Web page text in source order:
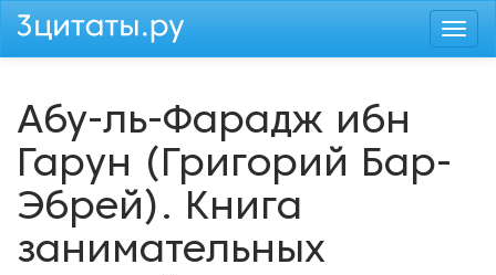
Перейти
Абу-ль-Фарадж ибн
Гарун (Григорий Бар-
Эбрей). Книга
занимательных